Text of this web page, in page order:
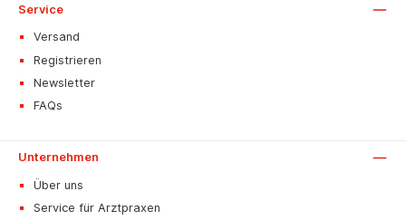
Service
Versand
Registrieren
Newsletter
FAQs
Unternehmen
Über uns
Service für Arztpraxen